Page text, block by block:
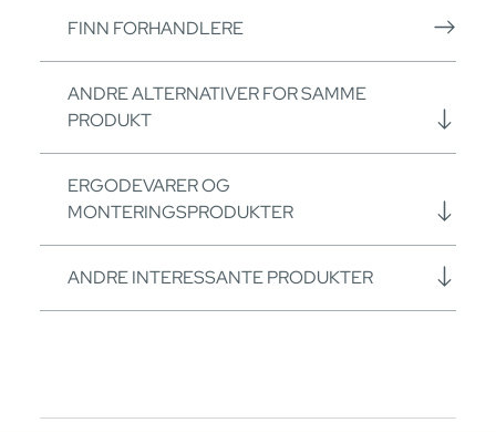
FINN FORHANDLERE
ANDRE ALTERNATIVER FOR SAMME
PRODUKT
ERGODEVARER OG
MONTERINGSPRODUKTER
ANDRE INTERESSANTE PRODUKTER